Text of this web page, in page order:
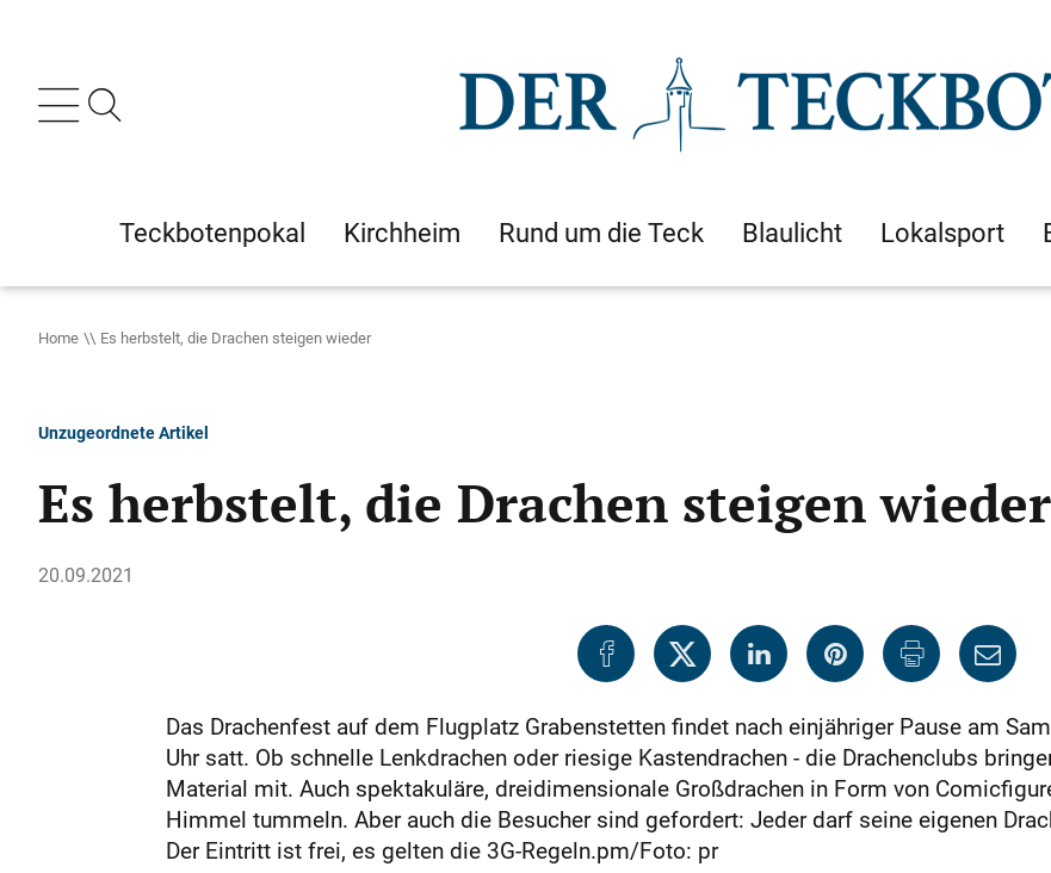
Teckbotenpokal Kirchheim Rund um die Teck Blaulicht Lokalsport
Home Es herbstelt, die Drachen steigen wieder
Unzugeordnete Artikel
Es herbstelt, die Drachen steigen wieder
20.09.2021
Das Drachenfest auf dem Flugplatz Grabenstetten findet nach einjähriger Pause am
Uhr satt. Ob schnelle Lenkdrachen oder riesige Kastendrachen - die Drachenclubs
Material mit. Auch spektakuläre, dreidimensionale Großdrachen in Form von
Himmel tummeln. Aber auch die Besucher sind gefordert: Jeder darf seine eigenen
Der Eintritt ist frei, es gelten die 3G-Regeln.pm/Foto: pr